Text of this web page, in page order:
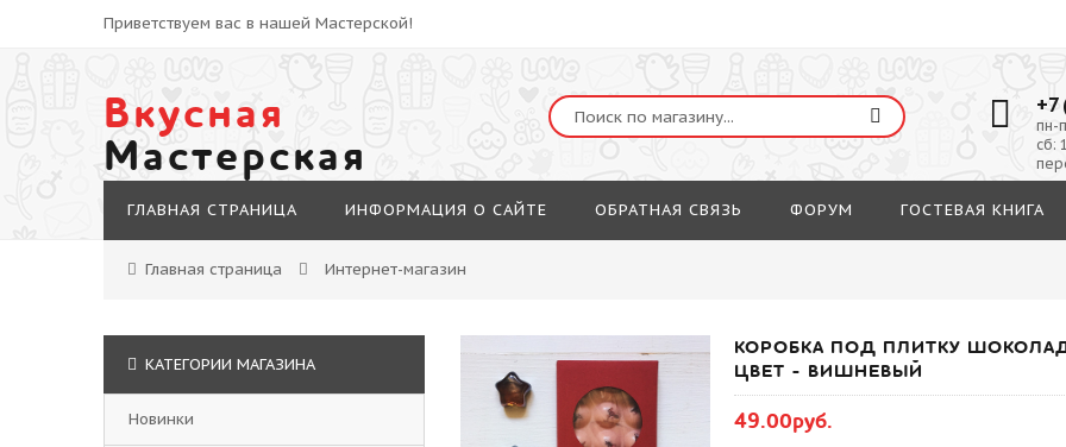
Приветствуем вас в нашей Мастерской!
Вкусная
Мастерская
+7
пн-
сб:
ГЛАВНАЯ СТРАНИЦА ИНФОРМАЦИЯ О САЙТЕ ОБРАТНАЯ СВЯЗЬ ФОРУМ ГОСТЕВАЯ КНИГА
Главная страница Интернет-магазин
КОРОБКА ПОД ПЛИТКУ
ЦВЕТ - ВИШНЕВЫЙ
49.00руб.
КАТЕГОРИИ МАГАЗИНА
Новинки